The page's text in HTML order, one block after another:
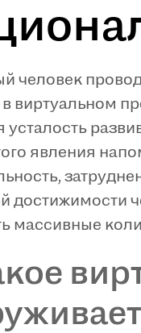
человек
виртуальном
усталость
явления
достижимости
массивные